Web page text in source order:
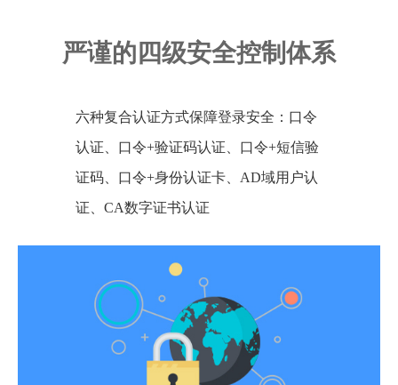
严谨的四级安全控制体系
六种复合认证方式保障登录安全：口令
认证、口令+验证码认证、口令+短信验
证码、口令+身份认证卡、AD域用户认
证、CA数字证书认证